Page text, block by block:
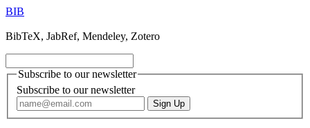
BIB
BibTeX, JabRef, Mendeley, Zotero
Subscribe to our newsletter
Subscribe to our newsletter